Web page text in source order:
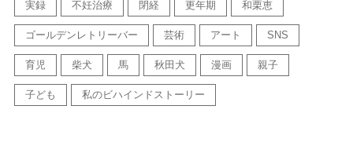
実録 不妊治療 閉経 更年期 和栗恵
ゴールデンレトリーバー 芸術 アート SNS
育児 柴犬 馬 秋田犬 漫画 親子
子ども 私のビハインドストーリー